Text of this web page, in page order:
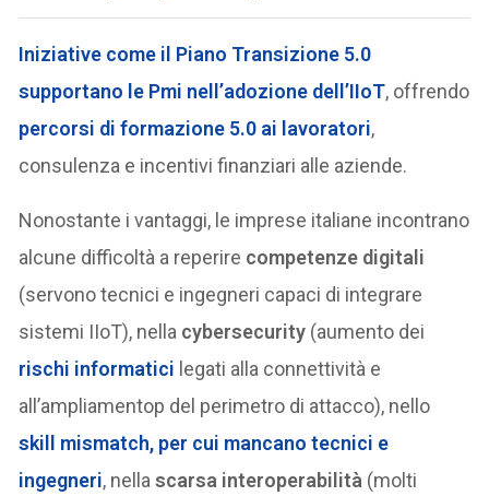
Iniziative come il Piano Transizione 5.0
supportano le Pmi nell’adozione dell’IIoT, offrendo
percorsi di formazione 5.0 ai lavoratori,
consulenza e incentivi finanziari alle aziende.
Nonostante i vantaggi, le imprese italiane incontrano
alcune difficoltà a reperire competenze digitali
(servono tecnici e ingegneri capaci di integrare
sistemi IIoT), nella cybersecurity (aumento dei
rischi informatici legati alla connettività e
all’ampliamentop del perimetro di attacco), nello
skill mismatch, per cui mancano tecnici e
ingegneri, nellascarsa interoperabilità (molti